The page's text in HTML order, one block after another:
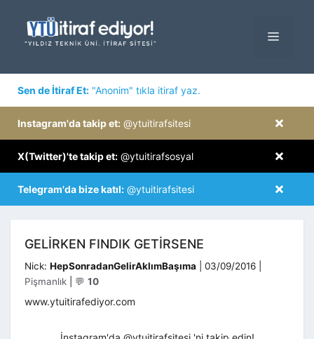
MENÜ
Sen de İtiraf Et: "Anonim" tıkla itiraf yaz.
×
Instagram'da takip et: @ytuitirafsitesi
×
X(Twitter)'te takip et: @ytuitirafsosyal
×
Telegram'da bize katıl: @ytuitirafsitesi
GELIRKEN FINDIK GETIRSENE
Nick: HepSonradanGelirAklımBaşıma 03/09/2016
Pişmanlık
💬 10
www.ytuitirafediyor.com